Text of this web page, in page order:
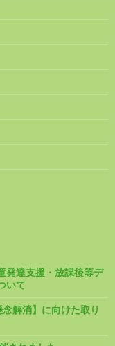
発達支援・放課後等デ
いて
解消】に向けた取り